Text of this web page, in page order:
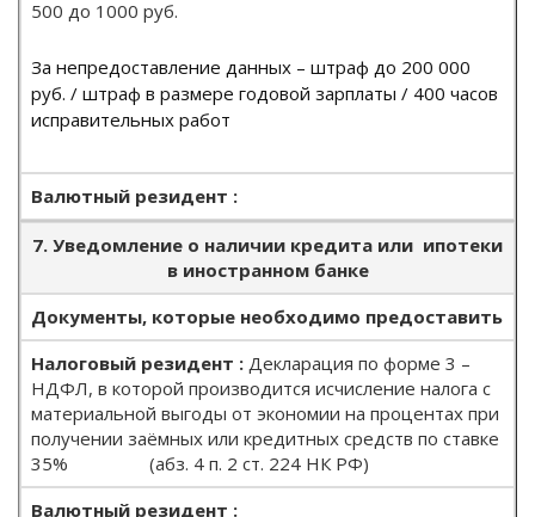
500 до 1000 руб.
За непредоставление данных – штраф до 200 000
руб. / штраф в размере годовой зарплаты / 400 часов
исправительных работ
7. Уведомление о наличии кредита или ипотеки
в иностранном банке
Документы, которые необходимо предоставить
Декларация по форме 3 –
НДФЛ, в которой производится исчисление налога с
материальной выгоды от экономии на процентах при
получении заёмных или кредитных средств по ставке
35% (абз. 4 п. 2 ст. 224 НК РФ)